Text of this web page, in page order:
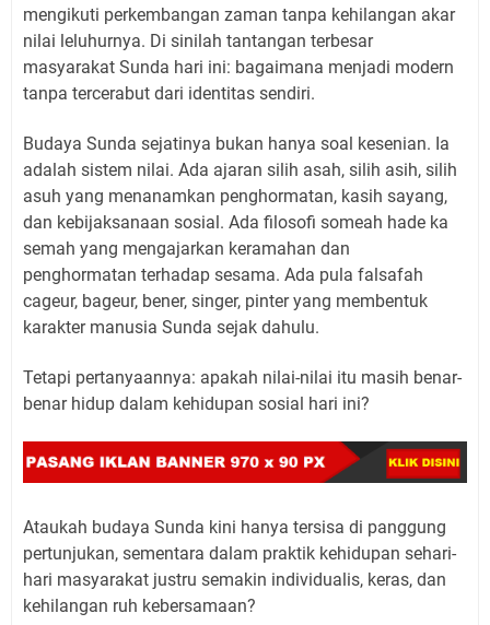
mengikuti perkembangan zaman tanpa kehilangan akar
nilai leluhurnya. Di sinilah tantangan terbesar
masyarakat Sunda hari ini: bagaimana menjadi modern
tanpa tercerabut dari identitas sendiri.
Budaya Sunda sejatinya bukan hanya soal kesenian. Ia
adalah sistem nilai. Ada ajaran silih asah, silih asih, silih
asuh yang menanamkan penghormatan, kasih sayang,
dan kebijaksanaan sosial. Ada filosofi someah hade ka
semah yang mengajarkan keramahan dan
penghormatan terhadap sesama. Ada pula falsafah
cageur, bageur, bener, singer, pinter yang membentuk
karakter manusia Sunda sejak dahulu.
Tetapi pertanyaannya: apakah nilai-nilai itu masih benar-
benar hidup dalam kehidupan sosial hari ini?
Ataukah budaya Sunda kini hanya tersisa di panggung
pertunjukan, sementara dalam praktik kehidupan sehari-
hari masyarakat justru semakin individualis, keras, dan
kehilangan ruh kebersamaan?